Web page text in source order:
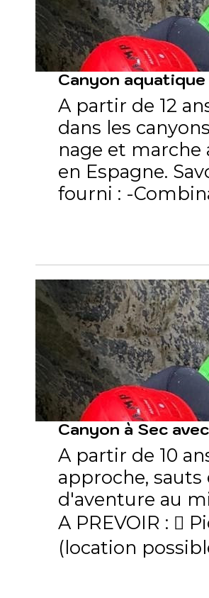
Canyon
A partir de 12
dans les
nage et
en Espagne.
fourni : -
Canyon à Sec
A partir de 10
approche,
d'aventure au
A PREVOIR : 
(location